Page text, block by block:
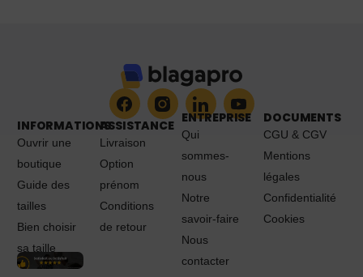
INFORMATIONS
Ouvrir une
boutique
Guide des
tailles
Bien choisir
sa taille
ASSISTANCE
Livraison
Option
prénom
Conditions
de retour
ENTREPRISE
Qui
sommes-
nous
Notre
savoir-faire
Nous
contacter
DOCUMENTS
CGU & CGV
Mentions
légales
Confidentialité
Cookies